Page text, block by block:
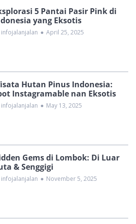
5 Pantai Pasir Pink di
yang Eksotis
infojalanjalan ● April 25, 2025
Hutan Pinus Indonesia:
Instagramable nan Eksotis
infojalanjalan ● May 13, 2025
Gems di Lombok: Di Luar
& Senggigi
infojalanjalan ● November 5, 2025